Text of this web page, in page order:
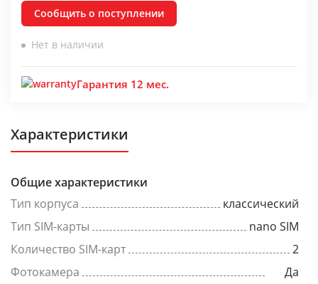
Сообщить о поступлении
Нет в наличии
Гарантия 12 мес.
Характеристики
Общие характеристики
Тип корпуса
классический
Тип SIM-карты
nano SIM
Количество SIM-карт
2
Фотокамера
Да